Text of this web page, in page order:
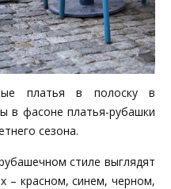
платья в полоску в
в фасоне платья-рубашки
сезона.
стиле выглядят
– красном, синем, черном,